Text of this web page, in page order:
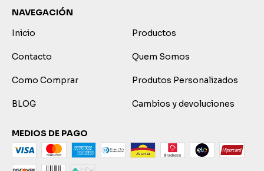
NAVEGACIÓN
Inicio
Productos
Contacto Quem Somos
Como Comprar Produtos Personalizados
BLOG Cambios y devoluciones
MEDIOS DE PAGO